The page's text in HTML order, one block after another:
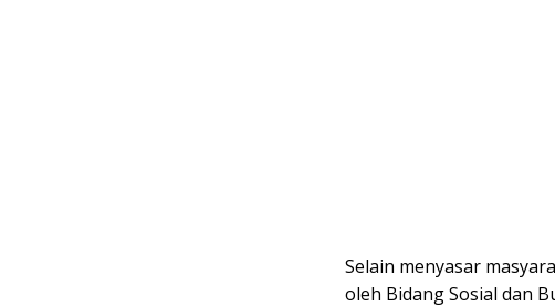
Selain menyasar
oleh Bidang Sosial dan